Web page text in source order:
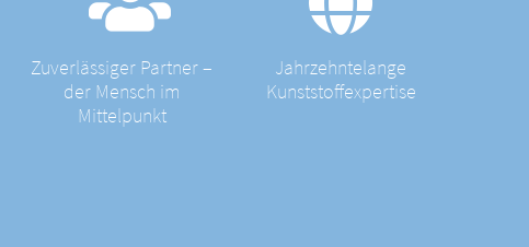
Zuverlässiger Partner –
der Mensch im
Mittelpunkt
Jahrzehntelange
Kunststoffexpertise